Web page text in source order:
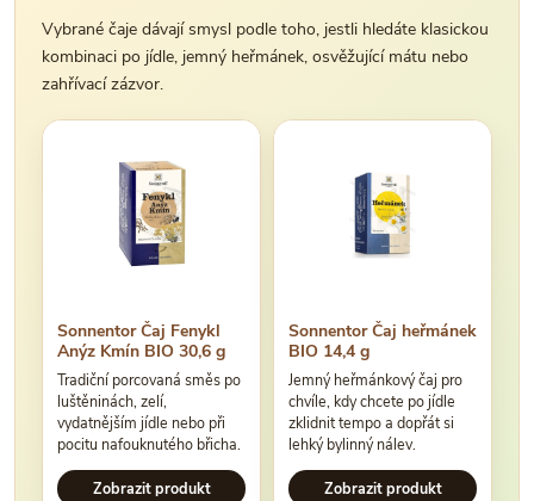
Vybrané čaje dávají smysl podle toho, jestli hledáte klasickou
kombinaci po jídle, jemný heřmánek, osvěžující mátu nebo
zahřívací zázvor.
Sonnentor Čaj Fenykl
Anýz Kmín BIO 30,6 g
Tradiční porcovaná směs po
luštěninách, zelí,
vydatnějším jídle nebo při
pocitu nafouknutého břicha.
Zobrazit produkt
Sonnentor Čaj heřmánek
BIO 14,4 g
Jemný heřmánkový čaj pro
chvíle, kdy chcete po jídle
zklidnit tempo a dopřát si
lehký bylinný nálev.
Zobrazit produkt